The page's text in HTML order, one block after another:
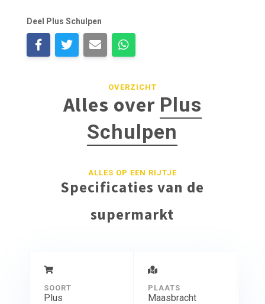
Deel Plus Schulpen
OVERZICHT
Alles over Plus
Schulpen
ALLES OP EEN RIJTJE
Specificaties van de
supermarkt
SOORT
Plus
PLAATS
Maasbracht